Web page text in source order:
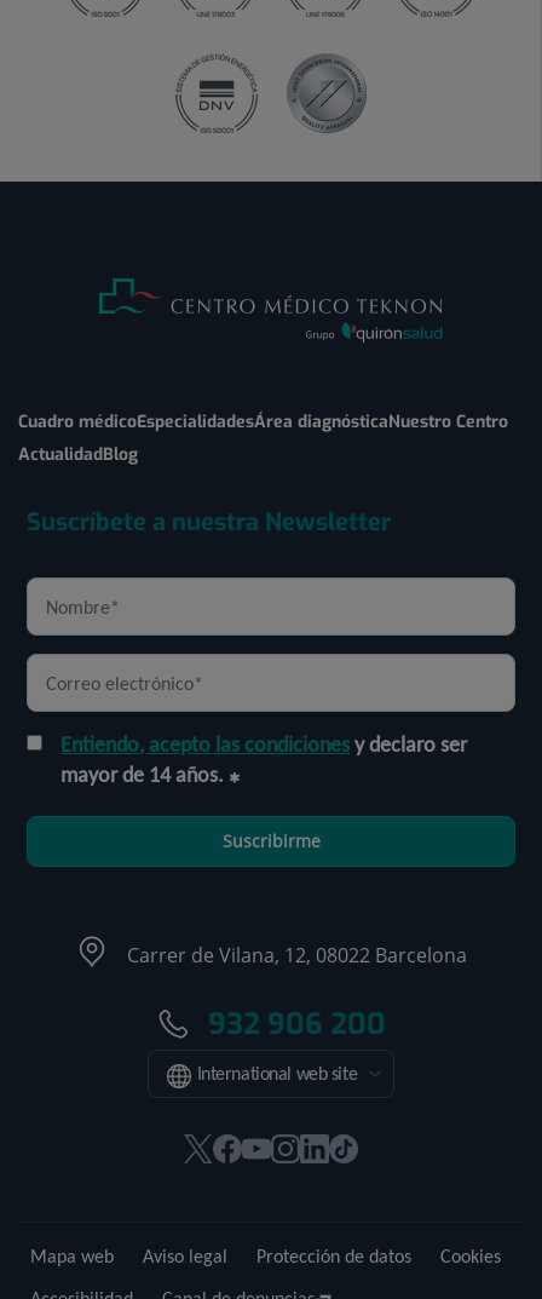
Cuadro médicoEspecialidadesÁrea diagnósticaNuestro Centro
ActualidadBlog
Suscríbete a nuestra Newsletter
Entiendo, acepto las condicionesy declaro ser
mayor de 14 años.
Suscribirme
Carrer de Vilana, 12, 08022 Barcelona
932 906 200
International web site
Este
en
Este
en
Este
en
Este
en
Este
en
Enlace
externa.
Mapa web Aviso legal Protección de datos
Cookies